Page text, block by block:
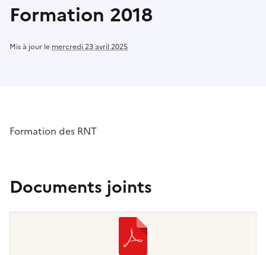
Formation 2018
Mis à jour le mercredi 23 avril 2025
Formation des RNT
Documents joints